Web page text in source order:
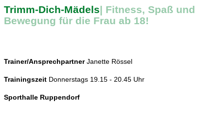
Trimm-Dich-Mädels| Fitness, Spaß und
Bewegung für die Frau ab 18!
Trainer/AnsprechpartnerJanette Rössel
Trainingszeit Donnerstags 19.15 - 20.45 Uhr
Sporthalle Ruppendorf